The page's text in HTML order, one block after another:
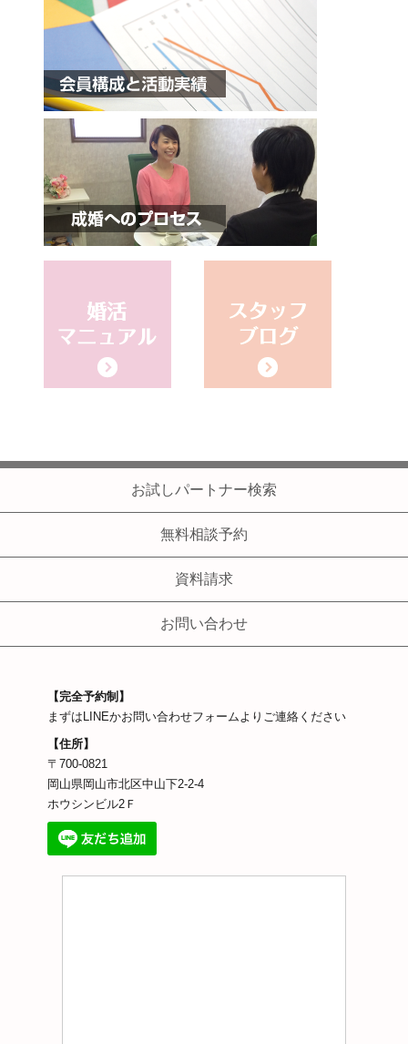
お試しパートナー検索
無料相談予約
資料請求
お問い合わせ
【完全予約制】
まずはLINEかお問い合わせフォームよりご連絡ください
【住所】
〒700-0821
岡山県岡山市北区中山下2-2-4
ホウシンビル2Ｆ